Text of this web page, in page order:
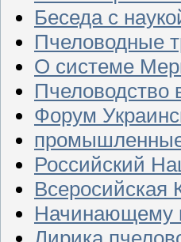
Беседа с
Пчеловодные
О системе
Форум
Российский
Всеросийская
Начинающему